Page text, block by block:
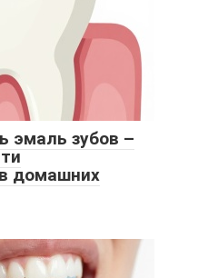
эмаль зубов –
домашних